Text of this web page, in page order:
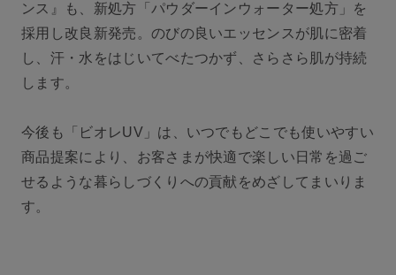
ンス』も、新処方「パウダーインウォーター処方」を
採用し改良新発売。のびの良いエッセンスが肌に密着
し、汗・水をはじいてべたつかず、さらさら肌が持続
します。
今後も「ビオレUV」は、いつでもどこでも使いやすい
商品提案により、お客さまが快適で楽しい日常を過ご
せるような暮らしづくりへの貢献をめざしてまいりま
す。